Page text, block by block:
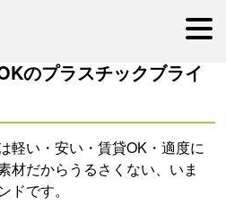
のプラスチックブライ
軽い・安い・賃貸OK・適度に
材だからうるさくない、いま
です。